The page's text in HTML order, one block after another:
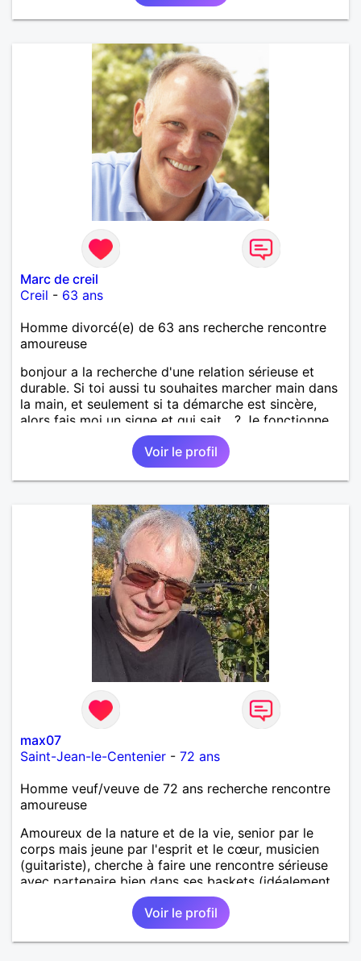
Marc de creil
Creil - 63 ans
Homme divorcé(e) de 63 ans recherche rencontre
amoureuse
bonjour a la recherche d'une relation sérieuse et
durable. Si toi aussi tu souhaites marcher main dans
la main, et seulement si ta démarche est sincère,
alors fais moi un signe et qui sait ...? Je fonctionne
avec le feeling... a bientôt ...
Voir le profil
max07
Saint-Jean-le-Centenier - 72 ans
Homme veuf/veuve de 72 ans recherche rencontre
amoureuse
Amoureux de la nature et de la vie, senior par le
corps mais jeune par l'esprit et le cœur, musicien
(guitariste), cherche à faire une rencontre sérieuse
avec partenaire bien dans ses baskets (idéalement,
vous avez entre 60 et 70 ans) pour partager
moments conviviaux et agréables (voyages, sorties,
concerts, etc.) et pourquoi pas faire un bout de
chemin ensemble. Au programme: humour,
Voir le profil